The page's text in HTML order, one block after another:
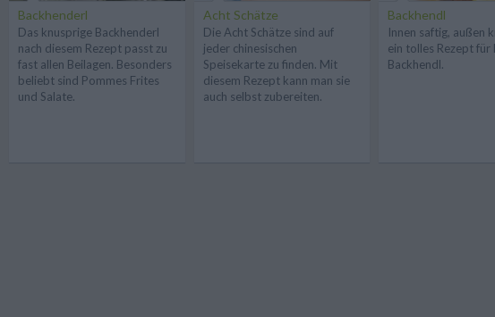
Backhenderl
Das knusprige Backhenderl
nach diesem Rezept passt zu
fast allen Beilagen. Besonders
beliebt sind Pommes Frites
und Salate.
Acht Schätze
Die Acht Schätze sind auf
jeder chinesischen
Speisekarte zu finden. Mit
diesem Rezept kann man sie
auch selbst zubereiten.
Backhendl
Innen saftig, außen
ein tolles Rezept für
Backhendl.